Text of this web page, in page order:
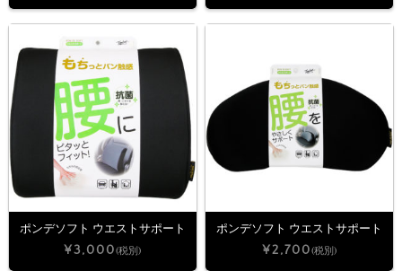
ポンデソフト ウエストサポート
¥3,000(税別)
ポンデソフト ウエストサポート
¥2,700(税別)